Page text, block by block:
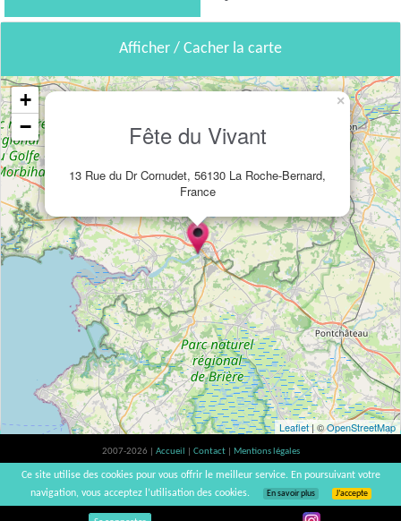
Afficher / Cacher la carte
Fête du Vivant
13 Rue du Dr Cornudet, 56130 La Roche-Bernard,
France
×
+
−
Leaflet| ©OpenStreetMap
2007-2026 | Accueil Contact
Mentions légales
L'abus d'alcool est dangereux pour la santé, à consommer avec modération. |
vinsnaturels | v3.12
Ce site utilise des cookies pour vous offrir le meilleur service. En poursuivant votre
navigation, vous acceptez l’utilisation des cookies.
En savoir plus J’accepte